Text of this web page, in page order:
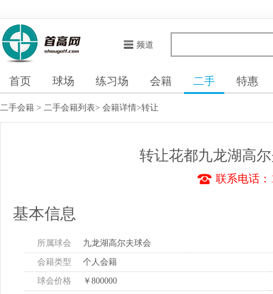
频道
首页 球场 练习场 会籍 二手 特惠
二手会籍 > 二手会籍列表> 会籍详情>转让
转让花都九龙湖高
联系电话：
基本信息
所属球会 九龙湖高尔夫球会
会籍类型 个人会籍
球会价格 ￥800000